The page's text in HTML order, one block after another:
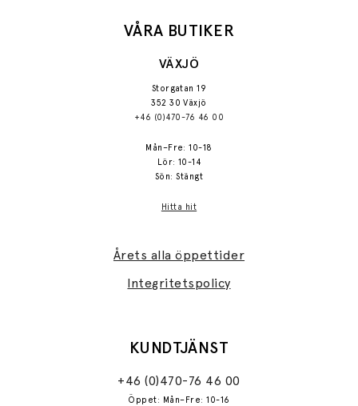
VÅRA BUTIKER
VÄXJÖ
Storgatan 19
352 30 Växjö
+46 (0)470-76 46 00
Mån–Fre: 10-18
Lör: 10-14
Sön: Stängt
Hitta hit
Årets alla öppettider
Integritetspolicy
KUNDTJÄNST
+46 (0)470-76 46 00
Öppet: Mån–Fre: 10-16